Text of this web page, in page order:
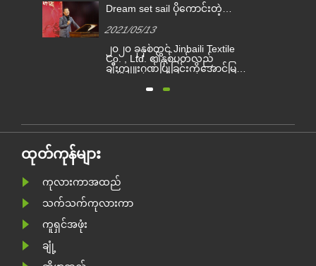
Dream set sail ပိုကောင်းတဲ့
အသိအမှတ်ပြုမှုဆု 2020
2021/05/13
၂၀၂၀ ခုနှစ်တွင် Jinbaili Textile
Co. , Ltd. ၏နှစ်ပတ်လည်
ချီးကျူးဂုဏ်ပြုခြင်းကိုအောင်မြင်
၏မိသားစုသည်ယခုနှစ်အတွင်း
သစ်ကိုမျှော်လင့်ရန်အတွက်
ထုတ်ကုန်များ
ကုလားကာအထည်
သက်သက်ကုလားကာ
ကူရှင်အဖုံး
ချုံ့